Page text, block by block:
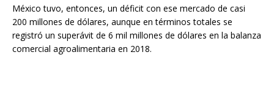
México tuvo, entonces, un déficit con ese mercado de casi
200 millones de dólares, aunque en términos totales se
registró un superávit de 6 mil millones de dólares en la balanza
comercial agroalimentaria en 2018.